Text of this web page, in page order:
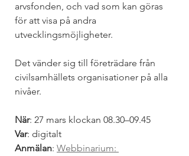
arvsfonden, och vad som kan göras
för att visa på andra
utvecklingsmöjligheter.
Det vänder sig till företrädare från
civilsamhällets organisationer på alla
nivåer.
När: 27 mars klockan 08.30–09.45
Var: digitalt
Anmälan: Webbinarium: